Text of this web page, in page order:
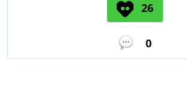
26
0